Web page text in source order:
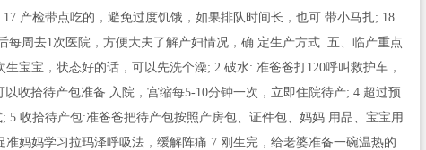
产检带点吃的，避免过度饥饿，如果排队时间长，也可 带小马扎; 18.
周去1次医院，方便大夫了解产妇情况，确 定生产方式. 五、临产重点
宝宝，状态好的话，可以先洗个澡; 2.破水: 准爸爸打120呼叫救护车，
收拾待产包准备 入院，宫缩每5-10分钟一次，立即住院待产; 4.超过预
收拾待产包:准爸爸把待产包按照产房包、证件包、妈妈 用品、宝宝用
妈妈学习拉玛泽呼吸法，缓解阵痛 7.刚生完，给老婆准备一碗温热的